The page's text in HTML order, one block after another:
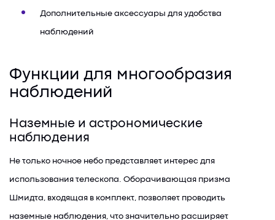
Дополнительные аксессуары для удобства
наблюдений
Функции для многообразия
наблюдений
Наземные и астрономические
наблюдения
Не только ночное небо представляет интерес для
использования телескопа. Оборачивающая призма
Шмидта, входящая в комплект, позволяет проводить
наземные наблюдения, что значительно расширяет